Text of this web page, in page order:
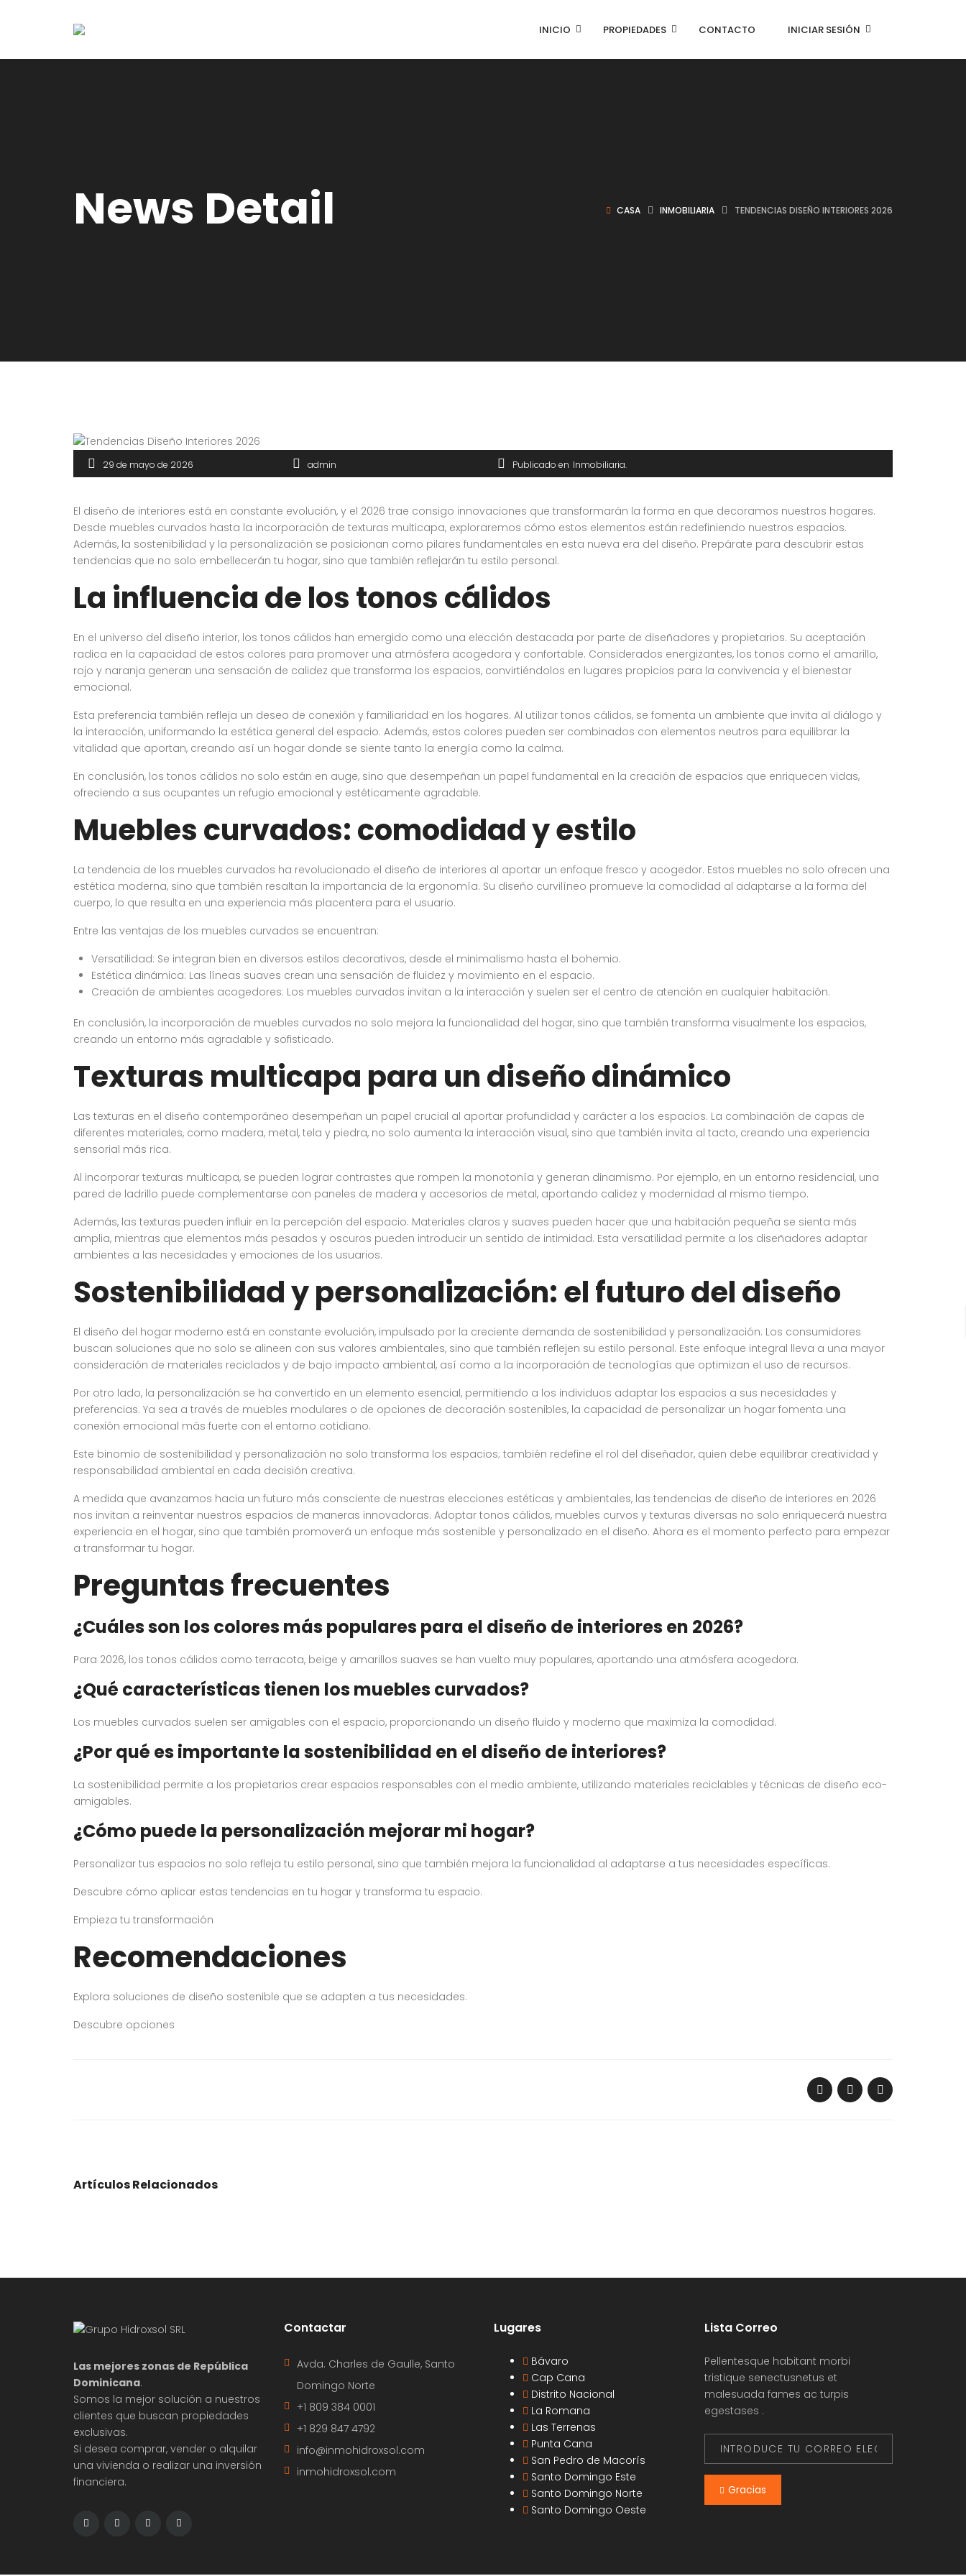
INICIO PROPIEDADES CONTACTO INICIAR SESIÓN
News Detail CASA INMOBILIARIA TENDENCIAS DISEÑO INTERIORES 2026
29 de mayo de 2026 admin Publicado en Inmobiliaria
El diseño de interiores está en constante evolución, y el 2026 trae consigo innovaciones que transformarán la forma en que decoramos nuestros hogares.
Desde muebles curvados hasta la incorporación de texturas multicapa, exploraremos cómo estos elementos están redefiniendo nuestros espacios.
Además, la sostenibilidad y la personalización se posicionan como pilares fundamentales en esta nueva era del diseño. Prepárate para descubrir estas
tendencias que no solo embellecerán tu hogar, sino que también reflejarán tu estilo personal.
La influencia de los tonos cálidos
En el universo del diseño interior, los tonos cálidos han emergido como una elección destacada por parte de diseñadores y propietarios. Su aceptación
radica en la capacidad de estos colores para promover una atmósfera acogedora y confortable. Considerados energizantes, los tonos como el amarillo,
rojo y naranja generan una sensación de calidez que transforma los espacios, convirtiéndolos en lugares propicios para la convivencia y el bienestar
emocional.
Esta preferencia también refleja un deseo de conexión y familiaridad en los hogares. Al utilizar tonos cálidos, se fomenta un ambiente que invita al diálogo y
la interacción, uniformando la estética general del espacio. Además, estos colores pueden ser combinados con elementos neutros para equilibrar la
vitalidad que aportan, creando así un hogar donde se siente tanto la energía como la calma.
En conclusión, los tonos cálidos no solo están en auge, sino que desempeñan un papel fundamental en la creación de espacios que enriquecen vidas,
ofreciendo a sus ocupantes un refugio emocional y estéticamente agradable.
Muebles curvados: comodidad y estilo
La tendencia de los muebles curvados ha revolucionado el diseño de interiores al aportar un enfoque fresco y acogedor. Estos muebles no solo ofrecen una
estética moderna, sino que también resaltan la importancia de la ergonomía. Su diseño curvilíneo promueve la comodidad al adaptarse a la forma del
cuerpo, lo que resulta en una experiencia más placentera para el usuario.
Entre las ventajas de los muebles curvados se encuentran:
Versatilidad: Se integran bien en diversos estilos decorativos, desde el minimalismo hasta el bohemio.
Estética dinámica: Las líneas suaves crean una sensación de fluidez y movimiento en el espacio.
Creación de ambientes acogedores: Los muebles curvados invitan a la interacción y suelen ser el centro de atención en cualquier habitación.
En conclusión, la incorporación de muebles curvados no solo mejora la funcionalidad del hogar, sino que también transforma visualmente los espacios,
creando un entorno más agradable y sofisticado.
Texturas multicapa para un diseño dinámico
Las texturas en el diseño contemporáneo desempeñan un papel crucial al aportar profundidad y carácter a los espacios. La combinación de capas de
diferentes materiales, como madera, metal, tela y piedra, no solo aumenta la interacción visual, sino que también invita al tacto, creando una experiencia
sensorial más rica.
Al incorporar texturas multicapa, se pueden lograr contrastes que rompen la monotonía y generan dinamismo. Por ejemplo, en un entorno residencial, una
pared de ladrillo puede complementarse con paneles de madera y accesorios de metal, aportando calidez y modernidad al mismo tiempo.
Además, las texturas pueden influir en la percepción del espacio. Materiales claros y suaves pueden hacer que una habitación pequeña se sienta más
amplia, mientras que elementos más pesados y oscuros pueden introducir un sentido de intimidad. Esta versatilidad permite a los diseñadores adaptar
ambientes a las necesidades y emociones de los usuarios.
Sostenibilidad y personalización: el futuro del diseño
El diseño del hogar moderno está en constante evolución, impulsado por la creciente demanda de sostenibilidad y personalización. Los consumidores
buscan soluciones que no solo se alineen con sus valores ambientales, sino que también reflejen su estilo personal. Este enfoque integral lleva a una mayor
consideración de materiales reciclados y de bajo impacto ambiental, así como a la incorporación de tecnologías que optimizan el uso de recursos.
Por otro lado, la personalización se ha convertido en un elemento esencial, permitiendo a los individuos adaptar los espacios a sus necesidades y
preferencias. Ya sea a través de muebles modulares o de opciones de decoración sostenibles, la capacidad de personalizar un hogar fomenta una
conexión emocional más fuerte con el entorno cotidiano.
Este binomio de sostenibilidad y personalización no solo transforma los espacios; también redefine el rol del diseñador, quien debe equilibrar creatividad y
responsabilidad ambiental en cada decisión creativa.
A medida que avanzamos hacia un futuro más consciente de nuestras elecciones estéticas y ambientales, las tendencias de diseño de interiores en 2026
nos invitan a reinventar nuestros espacios de maneras innovadoras. Adoptar tonos cálidos, muebles curvos y texturas diversas no solo enriquecerá nuestra
experiencia en el hogar, sino que también promoverá un enfoque más sostenible y personalizado en el diseño. Ahora es el momento perfecto para empezar
a transformar tu hogar.
Preguntas frecuentes
¿Cuáles son los colores más populares para el diseño de interiores en 2026?
Para 2026, los tonos cálidos como terracota, beige y amarillos suaves se han vuelto muy populares, aportando una atmósfera acogedora.
¿Qué características tienen los muebles curvados?
Los muebles curvados suelen ser amigables con el espacio, proporcionando un diseño fluido y moderno que maximiza la comodidad.
¿Por qué es importante la sostenibilidad en el diseño de interiores?
La sostenibilidad permite a los propietarios crear espacios responsables con el medio ambiente, utilizando materiales reciclables y técnicas de diseño eco-
amigables.
¿Cómo puede la personalización mejorar mi hogar?
Personalizar tus espacios no solo refleja tu estilo personal, sino que también mejora la funcionalidad al adaptarse a tus necesidades específicas.
Descubre cómo aplicar estas tendencias en tu hogar y transforma tu espacio.
Empieza tu transformación
Recomendaciones
Explora soluciones de diseño sostenible que se adapten a tus necesidades.
Descubre opciones
Artículos Relacionados
Las mejores zonas de República
Dominicana.
Somos la mejor solución a nuestros
clientes que buscan propiedades
exclusivas.
Si desea comprar, vender o alquilar
una vivienda o realizar una inversión
financiera.
Contactar
Avda. Charles de Gaulle, Santo
Domingo Norte
+1 809 384 0001
+1 829 847 4792
info@inmohidroxsol.com
inmohidroxsol.com
Lugares
Bávaro
Cap Cana
Distrito Nacional
La Romana
Las Terrenas
Punta Cana
San Pedro de Macorís
Santo Domingo Este
Santo Domingo Norte
Santo Domingo Oeste
Lista Correo
Pellentesque habitant morbi
tristique senectusnetus et
malesuada fames ac turpis
egestases .
Gracias